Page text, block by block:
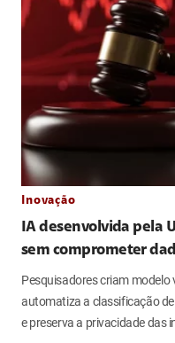
Inovação
IA desenvolvida pela
sem comprometer
Pesquisadores criam
automatiza a classificação
e preserva a privacidade das